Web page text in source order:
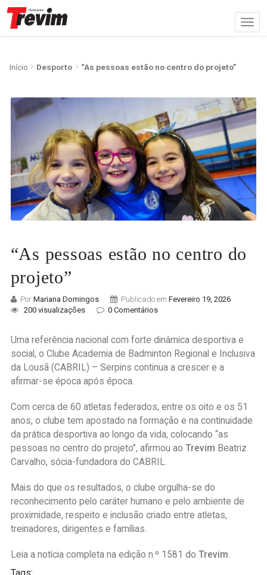
Início Desporto “As pessoas estão no centro do projeto”
“As pessoas estão no centro do
projeto”
Por Mariana Domingos Publicado em Fevereiro 19, 2026
200 visualizações
0 Comentários
Uma referência nacional com forte dinâmica desportiva e
social, o Clube Academia de Badminton Regional e Inclusiva
da Lousã (CABRIL) – Serpins continua a crescer e a
afirmar-se época após época.
Com cerca de 60 atletas federados, entre os oito e os 51
anos, o clube tem apostado na formação e na continuidade
da prática desportiva ao longo da vida, colocando “as
pessoas no centro do projeto”, afirmou ao Trevim Beatriz
Carvalho, sócia-fundadora do CABRIL.
Mais do que os resultados, o clube orgulha-se do
reconhecimento pelo caráter humano e pelo ambiente de
proximidade, respeito e inclusão criado entre atletas,
treinadores, dirigentes e famílias.
Leia a notícia completa na edição n.º 1581 do Trevim.